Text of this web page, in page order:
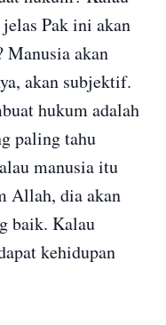
Pak ini akan
Manusia akan
akan subjektif.
hukum adalah
paling tahu
manusia itu
Allah, dia akan
baik. Kalau
kehidupan